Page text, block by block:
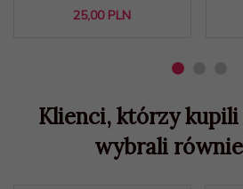
25,00 PLN
Klienci, którzy
wybrali